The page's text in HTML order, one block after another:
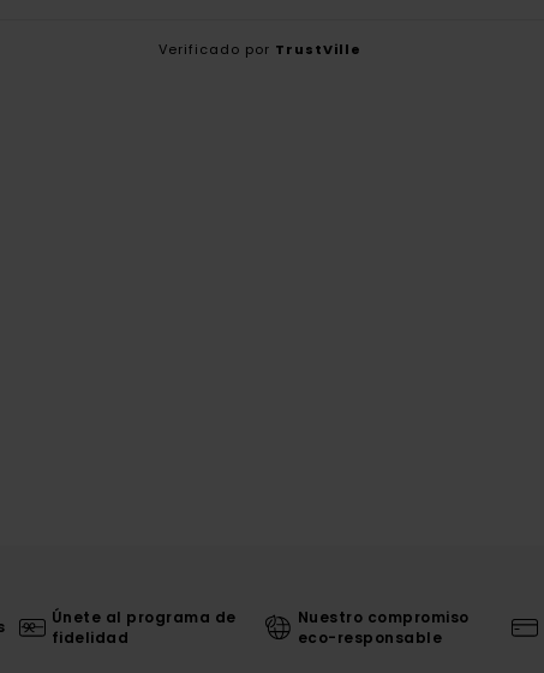
Verificado por TrustVille
Únete al programa de
fidelidad
Nuestro compromiso
eco-responsable